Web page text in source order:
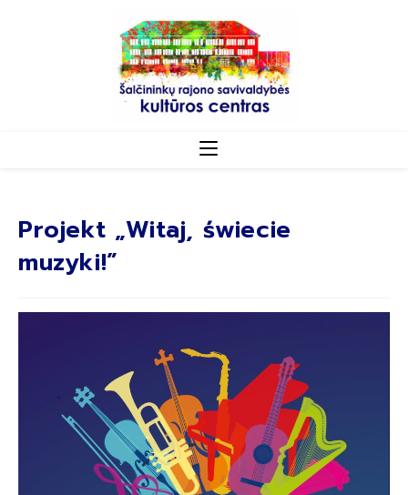
Projekt „Witaj, świecie
muzyki!”